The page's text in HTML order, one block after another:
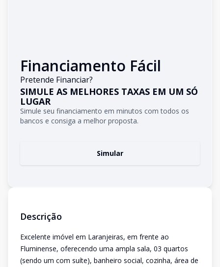
Financiamento Fácil
Pretende Financiar?
SIMULE AS MELHORES TAXAS EM UM SÓ
LUGAR
Simule seu financiamento em minutos com todos os
bancos e consiga a melhor proposta.
Simular
Descrição
Excelente imóvel em Laranjeiras, em frente ao
Fluminense, oferecendo uma ampla sala, 03 quartos
(sendo um com suíte), banheiro social, cozinha, área de